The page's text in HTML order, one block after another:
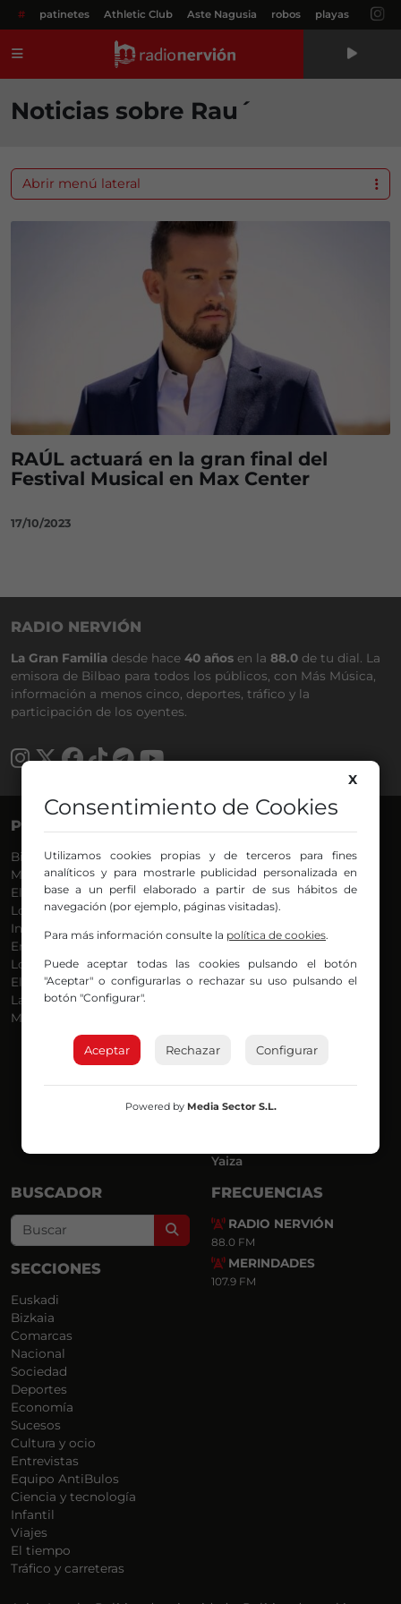
# patinetes Athletic Club Aste Nagusia robos playas
Noticias sobre Rau´
RAÚL actuará en la gran final del
Festival Musical en Max Center
17/10/2023
Abrir menú lateral
RADIO NERVIÓN
La Gran Familia desde hace 40 años en la 88.0 de tu dial. La
emisora de Bilbao para todos los públicos, con Más Música,
información a menos cinco, deportes, tráfico y la
participación de los oyentes.
PROGRAMAS
Bilbosport
Más Música
El Madrugador
Lo Más Nuevo
Informativos
En Ruta
Locos por la Música
El Supermadrugador
La Mañana de Radio Nervión
Más Madrugada
Agurtzane
Belén Ollero
Dani
Eduardo
Eva Argote
Endika
Iker
Iñigo
Joseba
Mar y Cielo
Miguel Ángel
Yaiza
BUSCADOR
Search
SECCIONES
Euskadi
Bizkaia
Comarcas
Nacional
Sociedad
Deportes
Economía
Sucesos
Cultura y ocio
Entrevistas
Equipo AntiBulos
Ciencia y tecnología
Infantil
Viajes
El tiempo
Tráfico y carreteras
FRECUENCIAS
RADIO NERVIÓN
88.0 FM
MERINDADES
107.9 FM
X
Consentimiento de Cookies
Utilizamos cookies propias y de terceros para fines
analíticos y para mostrarle publicidad personalizada en
base a un perfil elaborado a partir de sus hábitos de
navegación (por ejemplo, páginas visitadas).
Para más información consulte la política de cookies.
Puede aceptar todas las cookies pulsando el botón
"Aceptar" o configurarlas o rechazar su uso pulsando el
botón "Configurar".
Aceptar Rechazar Configurar
Powered by Media Sector S.L.